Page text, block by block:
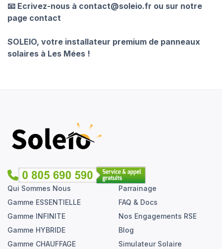
📧 Ecrivez-nous à contact@soleio.fr ou sur notre
page contact
SOLEIO, votre installateur premium de panneaux
solaires à Les Mées !
Qui Sommes Nous
Gamme ESSENTIELLE
Gamme INFINITE
Gamme HYBRIDE
Gamme CHAUFFAGE
Parrainage
FAQ & Docs
Nos Engagements RSE
Blog
Simulateur Solaire